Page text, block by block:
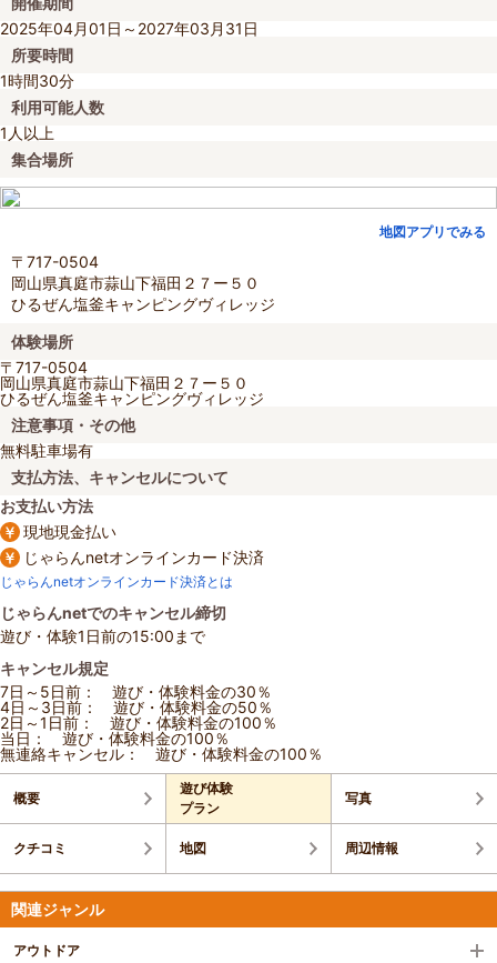
2025年04月01日～2027年03月31日
所要時間
1時間30分
利用可能人数
1人以上
集合場所
地図アプリでみる
〒717-0504
岡山県真庭市蒜山下福田２７ー５０
ひるぜん塩釜キャンピングヴィレッジ
体験場所
〒717-0504
岡山県真庭市蒜山下福田２７ー５０
ひるぜん塩釜キャンピングヴィレッジ
注意事項・その他
無料駐車場有
支払方法、キャンセルについて
お支払い方法
現地現金払い
じゃらんnetオンラインカード決済
じゃらんnetオンラインカード決済とは
じゃらんnetでのキャンセル締切
遊び・体験1日前の15:00まで
キャンセル規定
7日～5日前： 遊び・体験料金の30％
4日～3日前： 遊び・体験料金の50％
2日～1日前： 遊び・体験料金の100％
当日： 遊び・体験料金の100％
無連絡キャンセル： 遊び・体験料金の100％
概要
遊び体験
プラン
写真
クチコミ 地図 周辺情報
関連ジャンル
アウトドア